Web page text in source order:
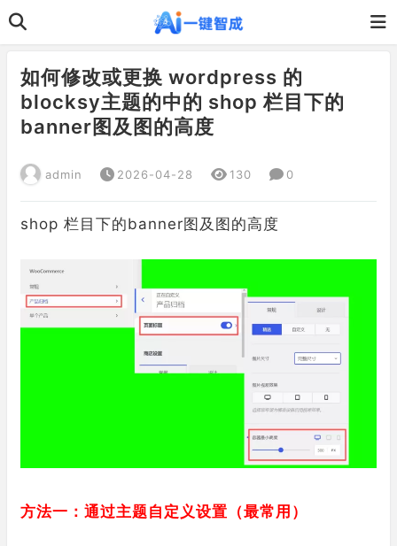
如何修改或更换 wordpress 的
blocksy主题的中的 shop 栏目下的
banner图及图的高度
admin 2026-04-28 130 0
shop 栏目下的banner图及图的高度
方法一：通过主题自定义设置（最常用）